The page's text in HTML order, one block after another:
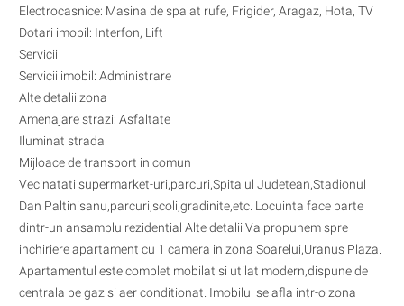
Electrocasnice: Masina de spalat rufe, Frigider, Aragaz, Hota, TV
Dotari imobil: Interfon, Lift
Servicii
Servicii imobil: Administrare
Alte detalii zona
Amenajare strazi: Asfaltate
Iluminat stradal
Mijloace de transport in comun
Vecinatati supermarket-uri,parcuri,Spitalul Judetean,Stadionul
Dan Paltinisanu,parcuri,scoli,gradinite,etc. Locuinta face parte
dintr-un ansamblu rezidential Alte detalii Va propunem spre
inchiriere apartament cu 1 camera in zona Soarelui,Uranus Plaza.
Apartamentul este complet mobilat si utilat modern,dispune de
centrala pe gaz si aer conditionat. Imobilul se afla intr-o zona